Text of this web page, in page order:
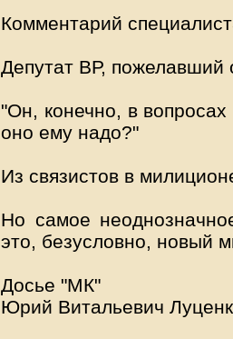
Комментарий
Депутат ВР, пожелавший
"Он, конечно, в
оно ему надо?"
Из связистов в
Но самое
это, безусловно, новый
Досье "МК"
Юрий Витальевич